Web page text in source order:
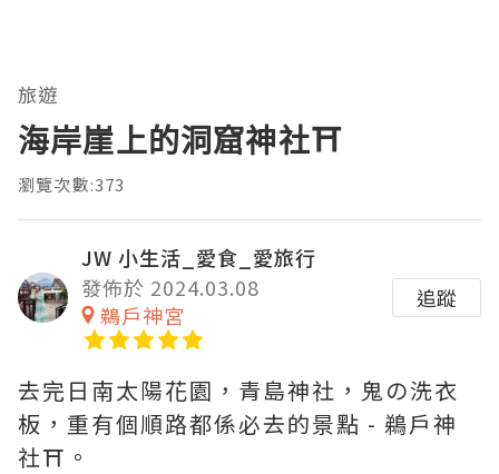
旅遊
海岸崖上的洞窟神社⛩️
瀏覽次數:373
JW 小生活_愛食_愛旅行
發佈於 2024.03.08
鵜戶神宮
追蹤
去完日南太陽花園，青島神社，鬼の洗衣
板，重有個順路都係必去的景點 - 鵜戶神
社⛩️。